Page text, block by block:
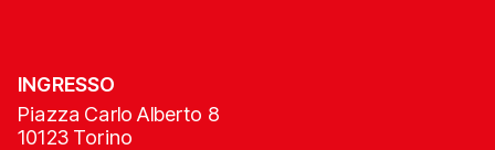
INGRESSO
Piazza Carlo Alberto 8
10123 Torino